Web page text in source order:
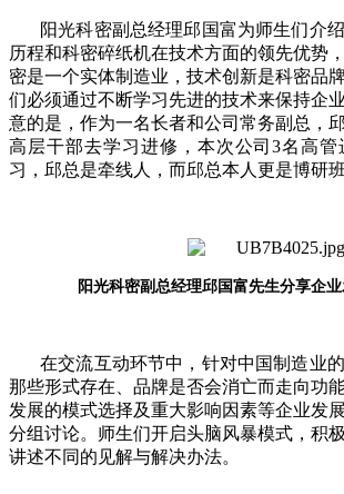
阳光科密副总经理邱国富为师生们介
历程和科密碎纸机在技术方面的领先优势
密是一个实体制造业，技术创新是科密品
们必须通过不断学习先进的技术来保持企
意的是，作为一名长者和公司常务副总，
高层干部去学习进修，本次公司3名高管
习，邱总是牵线人，而邱总本人更是博研
阳光科密副总经理邱国富先生分享企
在交流互动环节中，针对中国制造业
那些形式存在、品牌是否会消亡而走向功
发展的模式选择及重大影响因素等企业发
分组讨论。师生们开启头脑风暴模式，积
讲述不同的见解与解决办法。